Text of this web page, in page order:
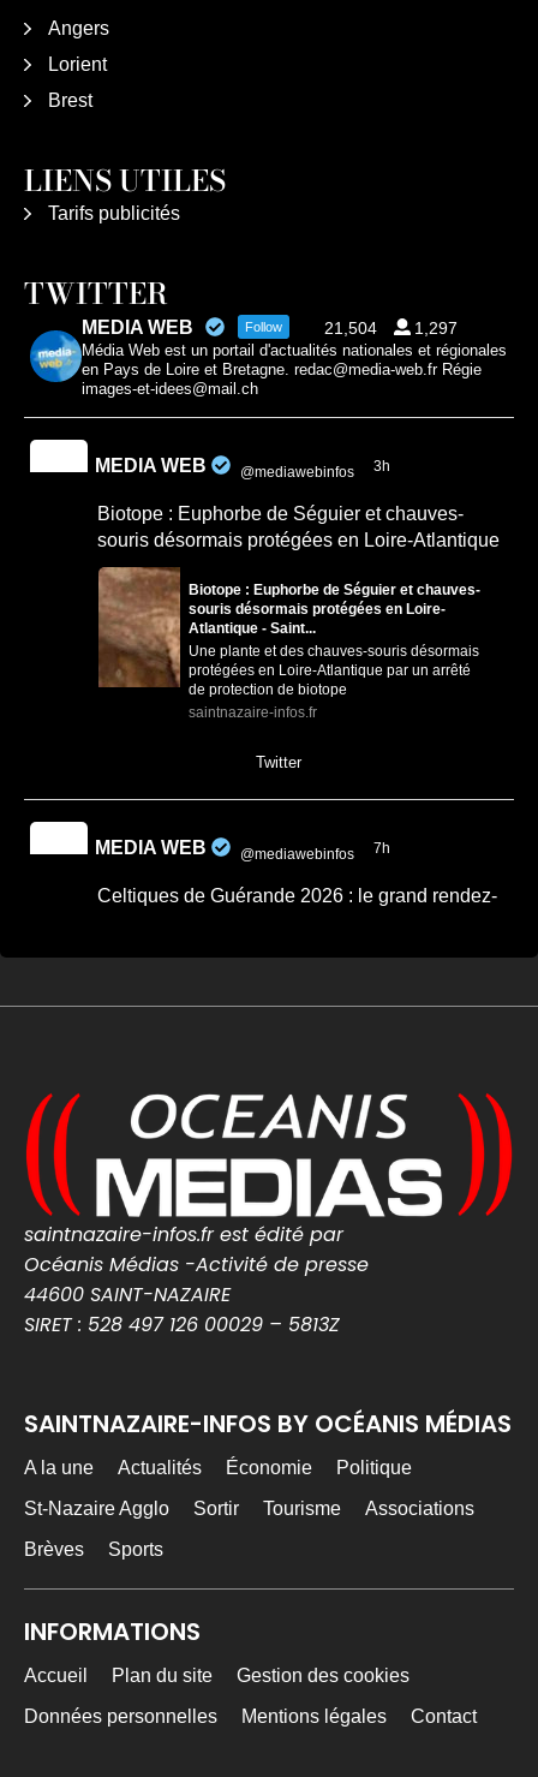
Angers
Lorient
Brest
LIENS UTILES
Tarifs publicités
TWITTER
MEDIA WEB Follow 21,504 1,297
Média Web est un portail d'actualités nationales et régionales
en Pays de Loire et Bretagne. redac@media-web.fr Régie
images-et-idees@mail.ch
MEDIA WEB @mediawebinfos 3h
Biotope : Euphorbe de Séguier et chauves-
souris désormais protégées en Loire-Atlantique
Biotope : Euphorbe de Séguier et chauves-
souris désormais protégées en Loire-
Atlantique - Saint...
Une plante et des chauves-souris désormais
protégées en Loire-Atlantique par un arrêté
de protection de biotope
saintnazaire-infos.fr
Twitter
MEDIA WEB @mediawebinfos 7h
Celtiques de Guérande 2026 : le grand rendez-
Côte d'Amour Infos
traditions celtiques.
cotedamour-infos.fr
0 0 Twitter
@mediawebinfos
#BREST Stade Brestois : Joseph Nonge, un
premier renfort au milieu pour lancer le mercato
Le Stade Brestois officialise sa première
recrue de l’été avec Joseph Nonge. Le
milieu belge de 21 ans s’en...
MEDIA WEB
FC Nantes : accord trouvé pour le retour de
Saïdou Sow, la piste Yanis Zouaoui se refroidit
saintnazaire-infos.fr est édité par
Océanis Médias -Activité de presse
44600 SAINT-NAZAIRE
SIRET : 528 497 126 00029 – 5813Z
SAINTNAZAIRE-INFOS BY OCÉANIS MÉDIAS
A la une Actualités Économie
Politique
St-Nazaire Agglo
Sortir Tourisme
Associations
Brèves
Sports
INFORMATIONS
Accueil Plan du site
Gestion des cookies
Données personnelles
Mentions légales Contact